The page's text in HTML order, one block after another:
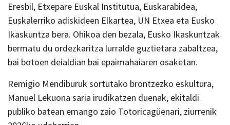
Eresbil, Etxepare Euskal Institutua, Euskarabidea,
Euskalerriko adiskideen Elkartea, UN Etxea eta Eusko
Ikaskuntza bera. Ohikoa den bezala, Eusko Ikaskuntzak
bermatu du ordezkaritza lurralde guztietara zabaltzea,
bai botoen deialdian bai epaimahaiaren osaketan.
Remigio Mendiburuk sortutako brontzezko eskultura,
Manuel Lekuona saria irudikatzen duenak, ekitaldi
publiko batean emango zaio Totoricagüenari, ziurrenik